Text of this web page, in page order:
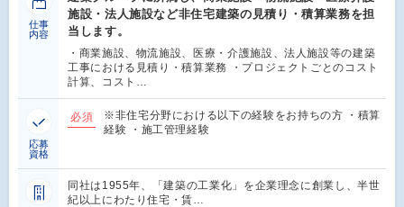
仕事
内容
施設・法人施設など非住宅建築の見積り・積算業務を担
当します。
・商業施設、物流施設、医療・介護施設、法人施設等の建築
工事における見積り・積算業務 ・プロジェクトごとのコスト
計算、コスト…
応募
資格
必須
※非住宅分野における以下の経験をお持ちの方 ・積算
経験 ・施工管理経験
同社は1955年、「建築の工業化」を企業理念に創業し、半世
紀以上にわたり住宅・賃…